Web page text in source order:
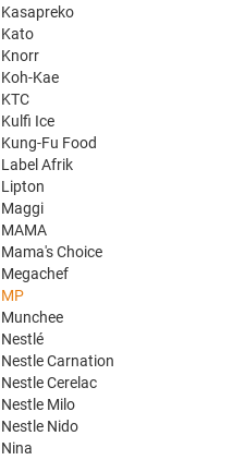
Kasapreko
Kato
Knorr
Koh-Kae
KTC
Kulfi Ice
Kung-Fu Food
Label Afrik
Lipton
Maggi
MAMA
Mama's Choice
Megachef
MP
Munchee
Nestlé
Nestle Carnation
Nestle Cerelac
Nestle Milo
Nestle Nido
Nina